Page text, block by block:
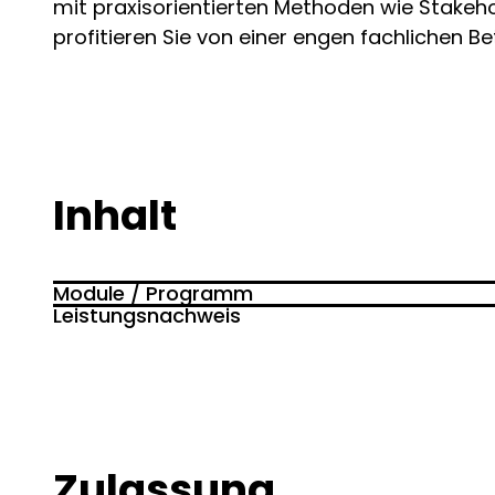
mit praxisorientierten Methoden wie
profitieren Sie von einer engen fachlichen
Inhalt
Module / Programm
Wechselspiel von Stabilität und Chaos
organisatorischen Wandels
Leistungsnachweis